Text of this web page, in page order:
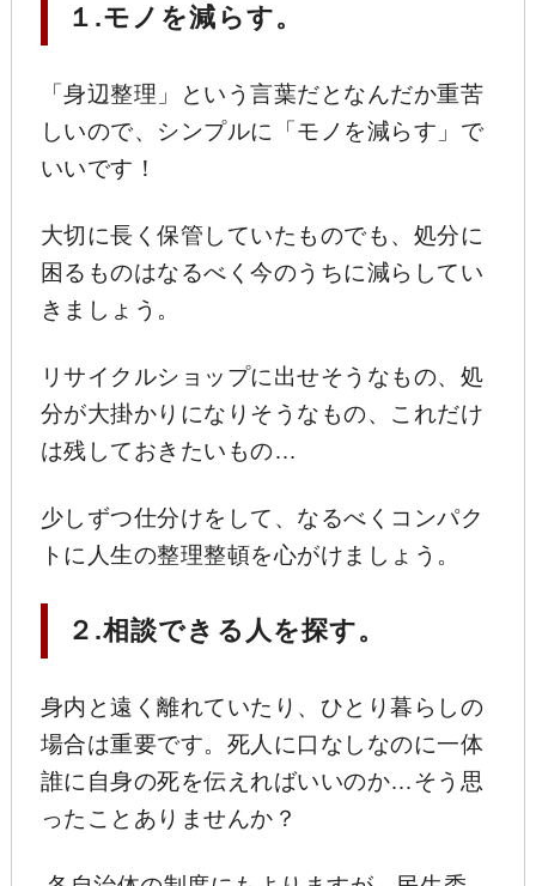
１.モノを減らす。
「身辺整理」という言葉だとなんだか重苦
しいので、シンプルに「モノを減らす」で
いいです！
大切に長く保管していたものでも、処分に
困るものはなるべく今のうちに減らしてい
きましょう。
リサイクルショップに出せそうなもの、処
分が大掛かりになりそうなもの、これだけ
は残しておきたいもの…
少しずつ仕分けをして、なるべくコンパク
トに人生の整理整頓を心がけましょう。
２.相談できる人を探す。
身内と遠く離れていたり、ひとり暮らしの
場合は重要です。死人に口なしなのに一体
誰に自身の死を伝えればいいのか…そう思
ったことありませんか？